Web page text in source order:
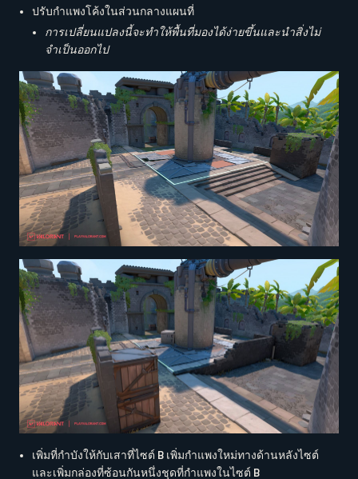
ปรับกำแพงโค้งในส่วนกลางแผนที่
การเปลี่ยนแปลงนี้จะทำให้พื้นที่มองได้ง่ายขึ้นและนำสิ่งไม่
จำเป็นออกไป
เพิ่มที่กำบังให้กับเสาที่ไซต์ B เพิ่มกำแพงใหม่ทางด้านหลังไซต์
และเพิ่มกล่องที่ซ้อนกันหนึ่งชุดที่กำแพงในไซต์ B